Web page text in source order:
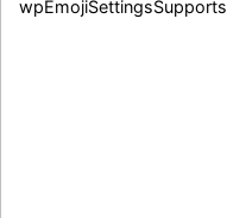
wpEmojiSettingsSupports